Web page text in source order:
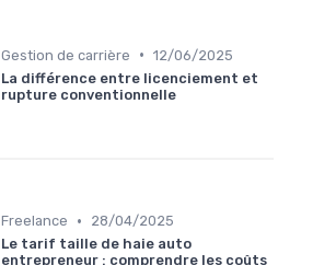
Gestion de carrière • 12/06/2025
La différence entre licenciement et
rupture conventionnelle
Freelance •
28/04/2025
Le tarif taille de haie auto
entrepreneur : comprendre les coûts